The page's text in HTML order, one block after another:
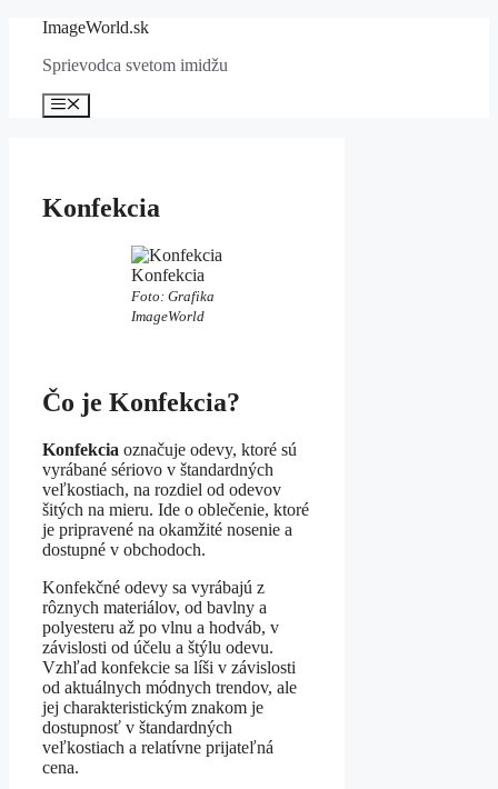
Preskočiť
obsah
ImageWorld.sk
Sprievodca svetom imidžu
Menu
Konfekcia
Konfekcia
Foto: Grafika
ImageWorld
Čo je Konfekcia?
Konfekcia označuje odevy, ktoré sú
vyrábané sériovo v štandardných
veľkostiach, na rozdiel od odevov
šitých na mieru. Ide o oblečenie, ktoré
je pripravené na okamžité nosenie a
dostupné v obchodoch.
Konfekčné odevy sa vyrábajú z
rôznych materiálov, od bavlny a
polyesteru až po vlnu a hodváb, v
závislosti od účelu a štýlu odevu.
Vzhľad konfekcie sa líši v závislosti
od aktuálnych módnych trendov, ale
jej charakteristickým znakom je
dostupnosť v štandardných
veľkostiach a relatívne prijateľná
cena.